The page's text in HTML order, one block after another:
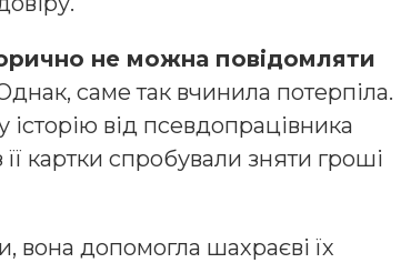
не можна повідомляти
саме так вчинила потерпіла.
від псевдопрацівника
картки спробували зняти гроші
вона допомогла шахраєві їх